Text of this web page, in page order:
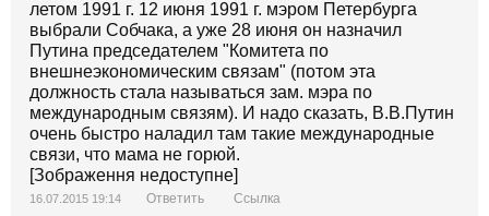
летом 1991 г. 12 июня 1991 г. мэром Петербурга
выбрали Собчака, а уже 28 июня он назначил
Путина председателем "Комитета по
внешнеэкономическим связам" (потом эта
должность стала называться зам. мэра по
международным связям). И надо сказать, В.В.Путин
очень быстро наладил там такие международные
связи, что мама не горюй.
[Зображення недоступне]
16.07.2015 19:14 Ответить Ссылка